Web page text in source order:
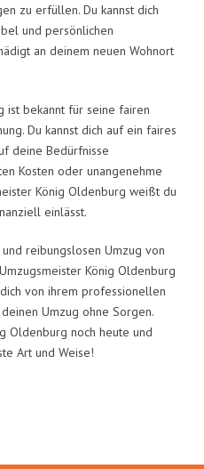
zu erfüllen. Du kannst dich
und persönlichen
an deinem neuen Wohnort
ist bekannt für seine fairen
Du kannst dich auf ein faires
deine Bedürfnisse
Kosten oder unangenehme
König Oldenburg weißt du
einlässt.
reibungslosen Umzug von
König Oldenburg
von ihrem professionellen
Umzug ohne Sorgen.
Oldenburg noch heute und
Art und Weise!